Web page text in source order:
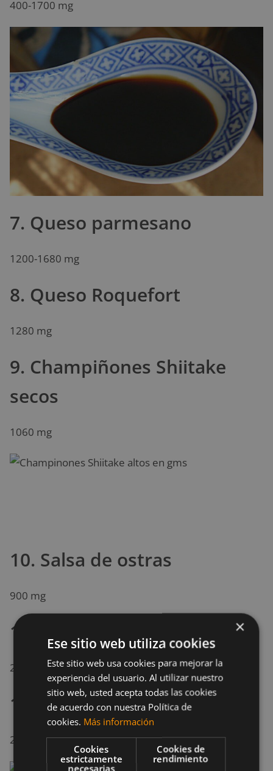
400-1700 mg
7. Queso parmesano
1200-1680 mg
8. Queso Roquefort
1280 mg
9. Champiñones Shiitake
secos
1060 mg
10. Salsa de ostras
900 mg
11. Miso
200 – 700 mg
12. Té verde
220-670 mg
×
Ese sitio web utiliza cookies
Este sitio web usa cookies para mejorar la
experiencia del usuario. Al utilizar nuestro
sitio web, usted acepta todas las cookies
de acuerdo con nuestra Política de
cookies. Más información
Cookies
estrictamente
necesarias
Cookies de
rendimiento